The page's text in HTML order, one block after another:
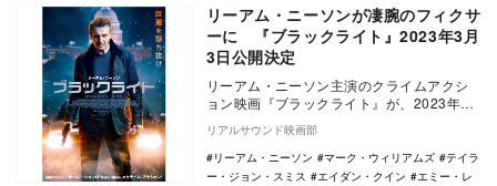
リーアム・ニーソンが凄腕のフィクサ
ーに 『ブラックライト』2023年3月
3日公開決定
リーアム・ニーソン主演のクライムアクシ
ョン映画『ブラックライト』が、2023年3
月3日より新宿バトル9ほかにて全国公開さ
れること…
リアルサウンド映画部
リーアム・ニーソン
マーク・ウィリアムズ
テイラ
ー・ジョン・スミス
エイダン・クイン
エミー・レ